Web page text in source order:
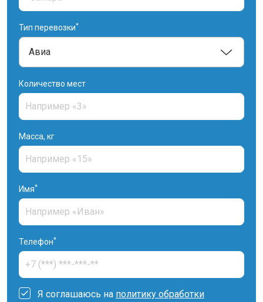
Тип перевозки*
Количество мест
Масса, кг
Имя*
Телефон*
Я соглашаюсь на политику обработки